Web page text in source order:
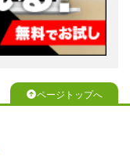
ページトップへ